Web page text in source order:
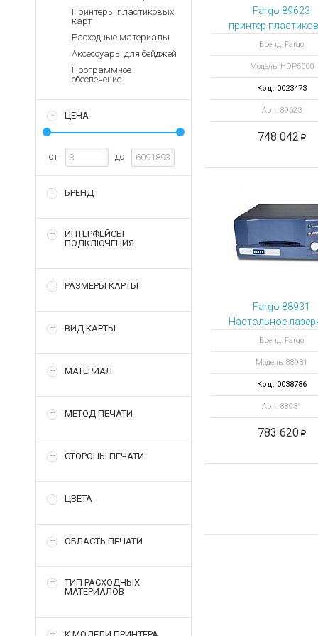
Запасные
Терминалы
оплаты
Зарядные устройства
Архивные товары
Принтеры пластиковых
карт
Расходные материалы
Аксессуары для бейджей
Программное
обеспечение
ЦЕНА
от до
БРЕНД
ИНТЕРФЕЙСЫ
ПОДКЛЮЧЕНИЯ
РАЗМЕРЫ КАРТЫ
ВИД КАРТЫ
МАТЕРИАЛ
МЕТОД ПЕЧАТИ
СТОРОНЫ ПЕЧАТИ
ЦВЕТА
ОБЛАСТЬ ПЕЧАТИ
ТИП РАСХОДНЫХ
МАТЕРИАЛОВ
Fargo 89623
принтер
Бренд: Fargo
Модель: HDP5000
Код: 0023473
Арт.: 89623
748 042
Fargo 88931
Настольное
Бренд: Fargo
Модель: 88931
Код: 0038786
Арт.: 88931
783 620